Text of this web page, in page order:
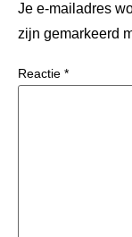
Je e-mailadres
zijn gemarkeerd
Reactie *